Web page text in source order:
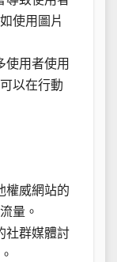
使用圖片
使用者使用
以在行動
權威網站的
量。
社群媒體討